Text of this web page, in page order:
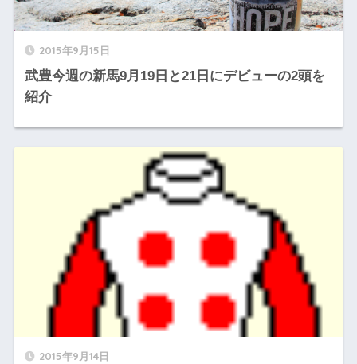
2015年9月15日
武豊今週の新馬9月19日と21日にデビューの2頭を
紹介
2015年9月14日